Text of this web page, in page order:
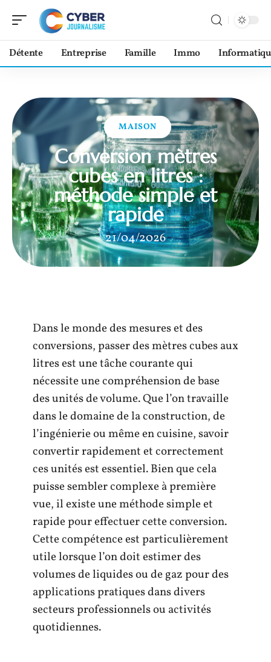
Détente Entreprise Famille Immo
MAISON
Conversion mètres
cubes en litres :
méthode simple et
rapide
21/04/2026
Dans le monde des mesures et des
conversions, passer des mètres cubes aux
litres est une tâche courante qui
nécessite une compréhension de base
des unités de volume. Que l’on travaille
dans le domaine de la construction, de
l’ingénierie ou même en cuisine, savoir
convertir rapidement et correctement
ces unités est essentiel. Bien que cela
puisse sembler complexe à première
vue, il existe une méthode simple et
rapide pour effectuer cette conversion.
Cette compétence est particulièrement
utile lorsque l’on doit estimer des
volumes de liquides ou de gaz pour des
applications pratiques dans divers
secteurs professionnels ou activités
quotidiennes.